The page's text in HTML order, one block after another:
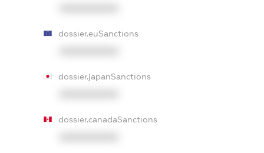
dossier.euSanctions
dossier.japanSanctions
dossier.canadaSanctions